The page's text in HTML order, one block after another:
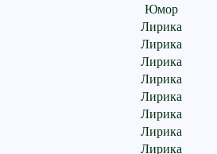
Юмор
Лирика
Лирика
Лирика
Лирика
Лирика
Лирика
Лирика
Лирика